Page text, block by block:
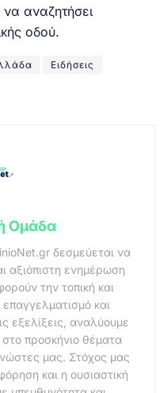
αναζητήσει
οδού.
Ειδήσεις
Ομάδα
δεσμεύεται να
αξιόπιστη ενημέρωση
την τοπική και
και
εξελίξεις, αναλύουμε
προσκήνιο θέματα
μας. Στόχος μας
και η ουσιαστική